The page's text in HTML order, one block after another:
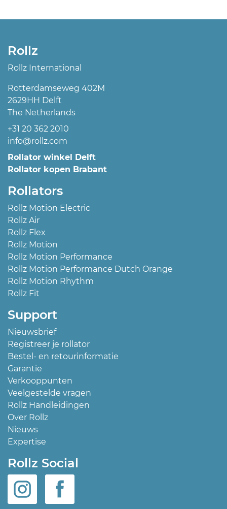
Rollz
Rollz International
Rotterdamseweg 402M
2629HH Delft
The Netherlands
+31 20 362 2010
info@rollz.com
Rollator winkel Delft
Rollator kopen Brabant
Rollators
Rollz Motion Electric
Rollz Air
Rollz Flex
Rollz Motion
Rollz Motion Performance
Rollz Motion Performance Dutch Orange
Rollz Motion Rhythm
Rollz Fit
Support
Nieuwsbrief
Registreer je rollator
Bestel- en retourinformatie
Garantie
Verkooppunten
Veelgestelde vragen
Rollz Handleidingen
Over Rollz
Nieuws
Expertise
Rollz Social